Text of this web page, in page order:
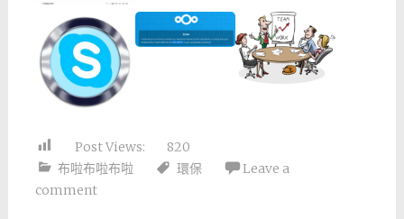
Post Views:
820
布啦布啦布啦
環保
Leave a
comment